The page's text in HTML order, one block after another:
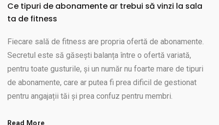
Ce tipuri de abonamente ar trebui să vinzi la sala
ta de fitness
Fiecare sală de fitness are propria ofertă de abonamente.
Secretul este să găsești balanța între o ofertă variată,
pentru toate gusturile, și un număr nu foarte mare de tipuri
de abonamente, care ar putea fi prea dificil de gestionat
pentru angajații tăi și prea confuz pentru membri.
Read More